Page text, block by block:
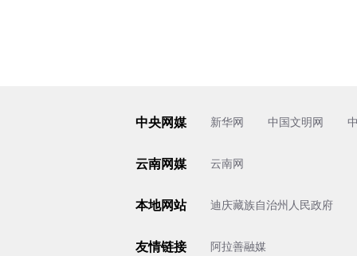
中央网媒 新华网 中国文明网
云南网媒 云南网
本地网站 迪庆藏族自治州人民政府
友情链接 阿拉善融媒